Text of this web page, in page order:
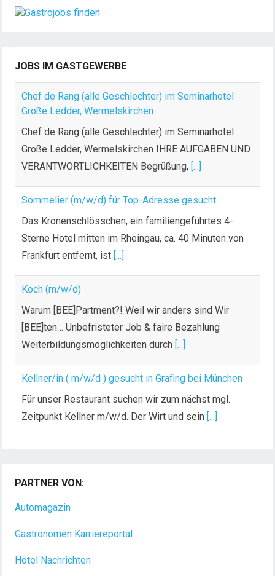
JOBS IM GASTGEWERBE
Chef de Rang (alle Geschlechter) im Seminarhotel
Große Ledder, Wermelskirchen
Chef de Rang (alle Geschlechter) im Seminarhotel
Große Ledder, Wermelskirchen IHRE AUFGABEN UND
VERANTWORTLICHKEITEN Begrüßung, [...]
Sommelier (m/w/d) für Top-Adresse gesucht
Das Kronenschlösschen, ein familiengeführtes 4-
Sterne Hotel mitten im Rheingau, ca. 40 Minuten von
Frankfurt entfernt, ist [...]
Koch (m/w/d)
Warum [BEE]Partment?! Weil wir anders sind Wir
[BEE]ten… Unbefristeter Job & faire Bezahlung
Weiterbildungsmöglichkeiten durch [...]
Kellner/in ( m/w/d ) gesucht in Grafing bei München
Für unser Restaurant suchen wir zum nächst mgl.
Zeitpunkt Kellner m/w/d. Der Wirt und sein [...]
Dein Arbeitsplatz mit Urlaubsfeeling Chef de Rang
(m/w/d) Du bist Gastgeber aus Leidenschaft und
PARTNER VON:
Automagazin
Gastronomen Karriereportal
Hotel Nachrichten